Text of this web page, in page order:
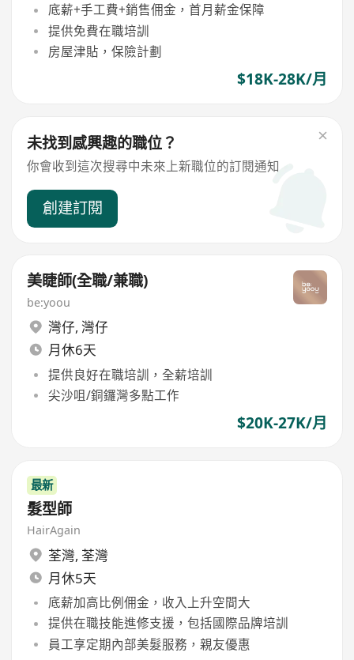
底薪+手工費+銷售佣金，首月薪金保障
提供免費在職培訓
房屋津貼，保險計劃
$18K-28K/月
未找到感興趣的職位？
你會收到這次搜尋中未來上新職位的訂閱通知
創建訂閱
美睫師(全職/兼職)
be:yoou
灣仔, 灣仔
月休6天
提供良好在職培訓，全薪培訓
尖沙咀/銅鑼灣多點工作
$20K-27K/月
最新
髮型師
HairAgain
荃灣, 荃灣
月休5天
底薪加高比例佣金，收入上升空間大
提供在職技能進修支援，包括國際品牌培訓
員工享定期內部美髮服務，親友優惠